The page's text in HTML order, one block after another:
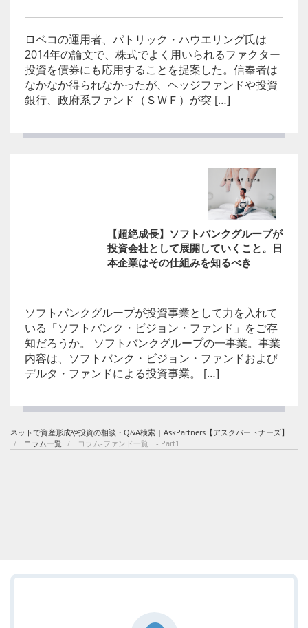
ロベコの運用者、パトリック・ハウエリング氏は
2014年の論文で、株式でよく用いられるファクター
投資を債券にも応用することを提案した。信奉者は
なかなか得られなかったが、ヘッジファンドや投資
銀行、政府系ファンド（ＳＷＦ）が突 […]
【超絶成長】ソフトバンクグループが
投資会社として展開していくこと。日
本企業はその仕組みを知るべき
ソフトバンクグループが投資事業として力を入れて
いる「ソフトバンク・ビジョン・ファンド」をご存
知だろうか。 ソフトバンクグループの一事業。事業
内容は、ソフトバンク・ビジョン・ファンドおよび
デルタ・ファンドによる投資事業。 […]
ネットで資産形成や投資の相談・Q&A検索 | AskPartners【アスクパートナーズ】
コラム一覧
コラム-ファンド一覧 - Part1